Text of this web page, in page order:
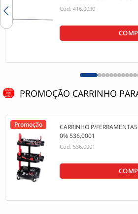
Cód. 416.0030
Promoção
CARRINHO P/
0% 536,0001
Cód. 536.0001